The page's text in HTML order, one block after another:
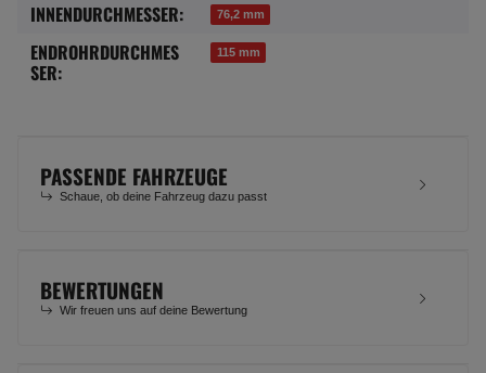
INNENDURCHMESSER: 76,2 mm
ENDROHRDURCHMES
SER:
115 mm
PASSENDE FAHRZEUGE
Schaue, ob deine Fahrzeug dazu passt
BEWERTUNGEN
Wir freuen uns auf deine Bewertung